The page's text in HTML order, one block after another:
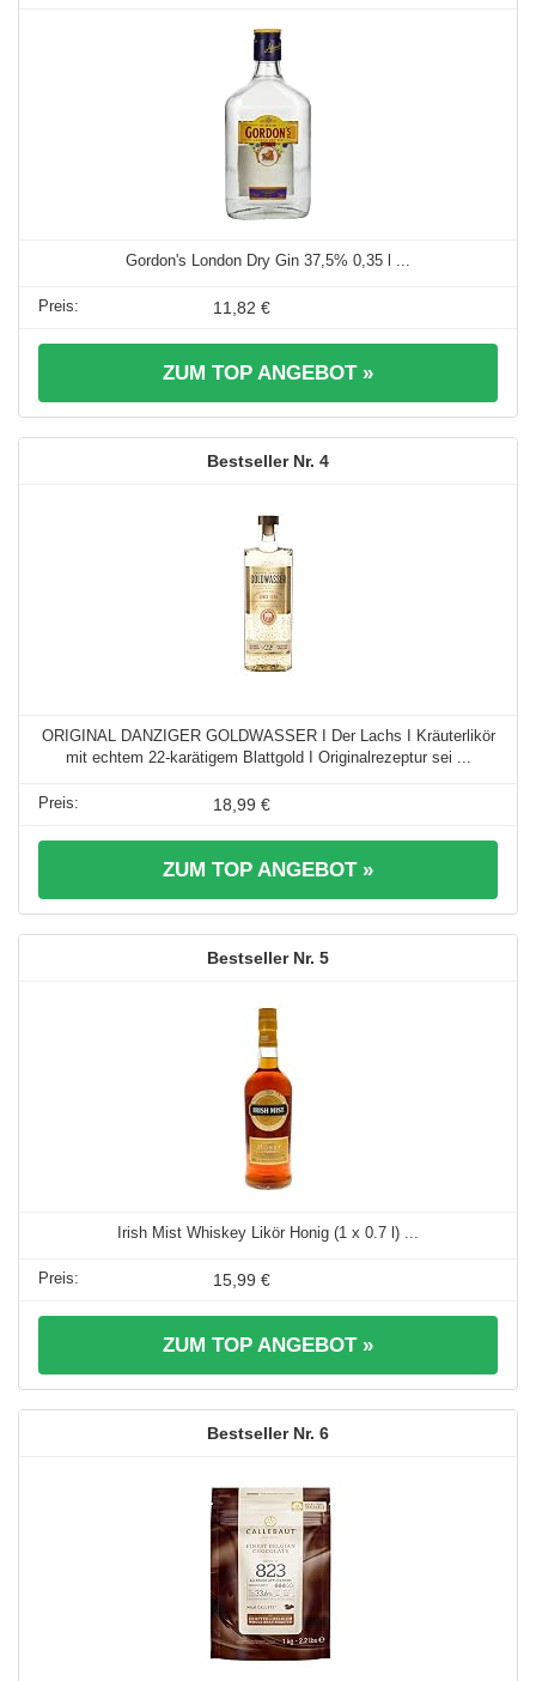
Gordon's London Dry Gin 37,5% 0,35 l ...
11,82 €
ZUM TOP ANGEBOT »
4
ORIGINAL DANZIGER GOLDWASSER I Der Lachs I Kräuterlikör
mit echtem 22-karätigem Blattgold I Originalrezeptur sei ...
18,99 €
ZUM TOP ANGEBOT »
5
Irish Mist Whiskey Likör Honig (1 x 0.7 l) ...
15,99 €
ZUM TOP ANGEBOT »
6